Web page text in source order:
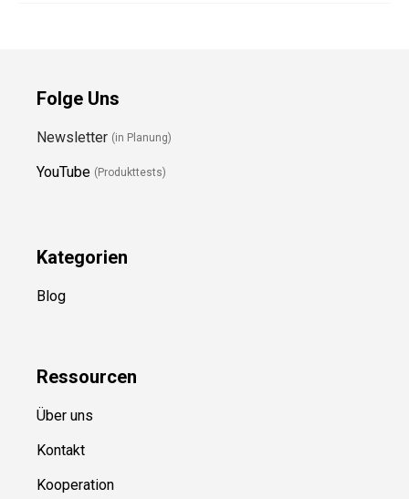
Folge Uns
Newsletter (in Planung)
YouTube (Produkttests)
Kategorien
Blog
Ressourcen
Über uns
Kontakt
Kooperation